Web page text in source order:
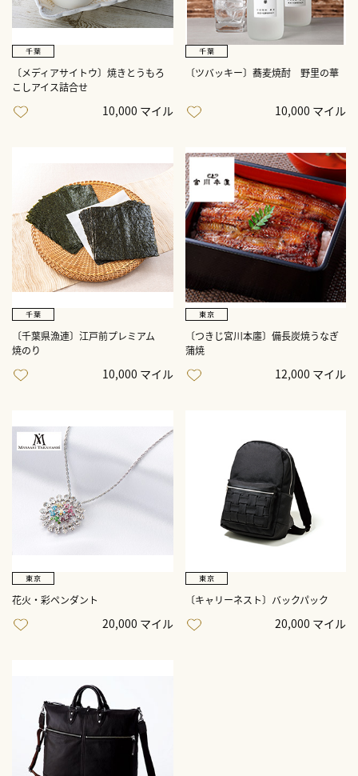
〔メディアサイトウ〕焼きとうもろ
こしアイス詰合せ
10,000 マイル
〔ツバッキー〕蕎麦焼酎 野里の華
10,000 マイル
〔千葉県漁連〕江戸前プレミアム
焼のり
10,000 マイル
〔つきじ宮川本廛〕備長炭焼うなぎ
蒲焼
12,000 マイル
花火・彩ペンダント
20,000 マイル
〔キャリーネスト〕バックパック
20,000 マイル